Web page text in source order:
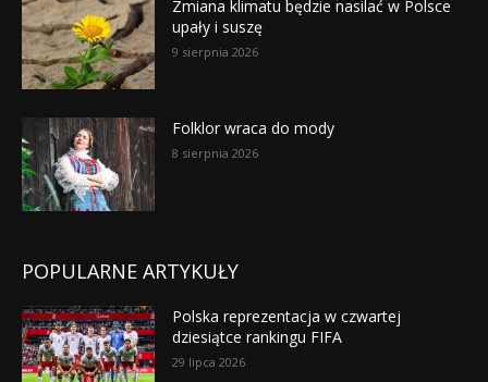
Zmiana klimatu będzie nasilać w Polsce
upały i suszę
9 sierpnia 2026
Folklor wraca do mody
8 sierpnia 2026
POPULARNE ARTYKUŁY
Polska reprezentacja w czwartej
dziesiątce rankingu FIFA
29 lipca 2026